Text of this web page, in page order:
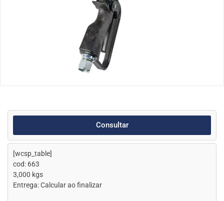
Consultar
[wcsp_table]
cod: 663
3,000 kgs
Entrega: Calcular ao finalizar